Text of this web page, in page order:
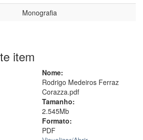
Monografia
item
Nome:
Rodrigo Medeiros Ferraz
Corazza.pdf
Tamanho:
2.545Mb
Formato:
PDF